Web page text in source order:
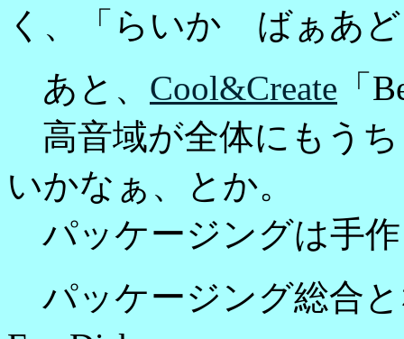
く、「らいか ばぁあ
あと、 Cool&Create 「
高音域が全体にもう
いかなぁ、とか。
パッケージングは手作
パッケージング総合